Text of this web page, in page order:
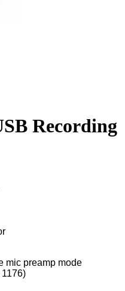
Recording
mic preamp mode